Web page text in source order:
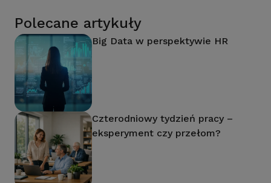
Polecane artykuły
Big Data w perspektywie HR
Czterodniowy tydzień pracy –
eksperyment czy przełom?